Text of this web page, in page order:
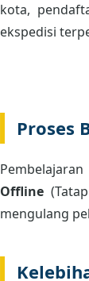
kota,
ekspedisi
Proses
Offline
mengulang